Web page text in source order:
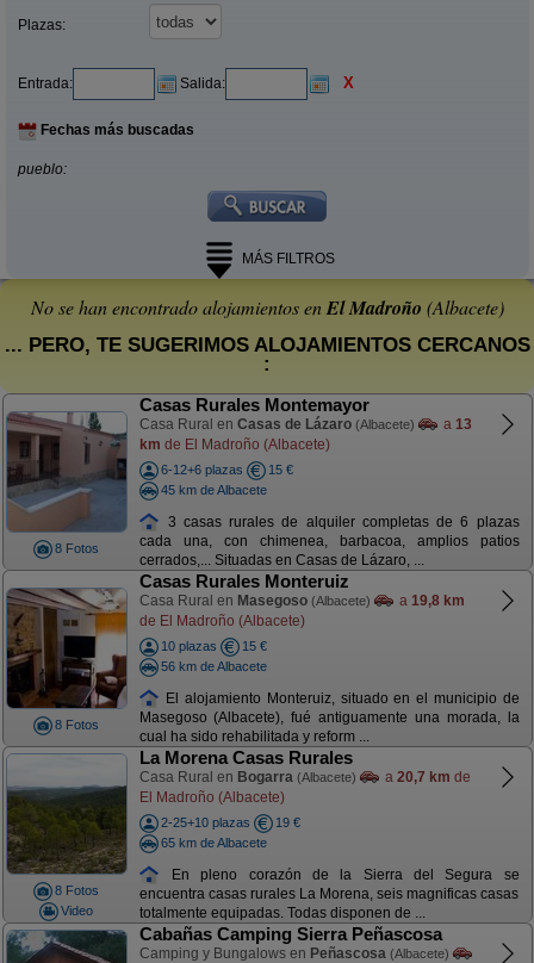
Plazas:
Entrada: Salida: X
Fechas más buscadas
pueblo:
MÁS FILTROS
No se han encontrado alojamientos enEl Madroño (Albacete)
... PERO, TE SUGERIMOS ALOJAMIENTOS CERCANOS
:
8 Fotos
Casas Rurales Montemayor
Casa Rural en Casas de Lázaro (Albacete) a 13
km de El Madroño (Albacete)
6-12+6 plazas
15 €
45 km de Albacete
3 casas rurales de alquiler completas de 6 plazas
cada una, con chimenea, barbacoa, amplios patios
cerrados,... Situadas en Casas de Lázaro, ...
8 Fotos
Casas Rurales Monteruiz
Casa Rural en Masegoso (Albacete) a 19,8 km
de El Madroño (Albacete)
10 plazas
15 €
56 km de Albacete
El alojamiento Monteruiz, situado en el municipio de
Masegoso (Albacete), fué antiguamente una morada, la
cual ha sido rehabilitada y reform ...
8 Fotos
Video
La Morena Casas Rurales
Casa Rural en Bogarra (Albacete) a 20,7 km de
El Madroño (Albacete)
2-25+10 plazas
19 €
65 km de Albacete
En pleno corazón de la Sierra del Segura se
encuentra casas rurales La Morena, seis magnificas casas
totalmente equipadas. Todas disponen de ...
Cabañas Camping Sierra Peñascosa
Camping y Bungalows en Peñascosa (Albacete)